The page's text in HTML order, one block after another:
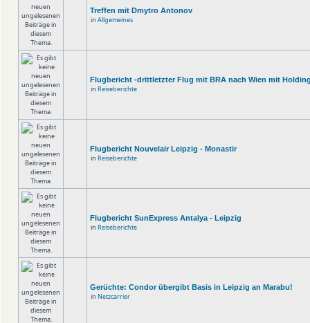
Treffen mit Dmytro Antonov
in Allgemeines
Flugbericht -drittletzter Flug mit BRA nach Wien mit
in Reiseberichte
Flugbericht Nouvelair Leipzig - Monastir
in Reiseberichte
Flugbericht SunExpress Antalya - Leipzig
in Reiseberichte
Gerüchte: Condor übergibt Basis in Leipzig an Marabu!
in Netzcarrier